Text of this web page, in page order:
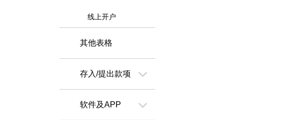
线上开户
其他表格
存入/提出款项
软件及APP